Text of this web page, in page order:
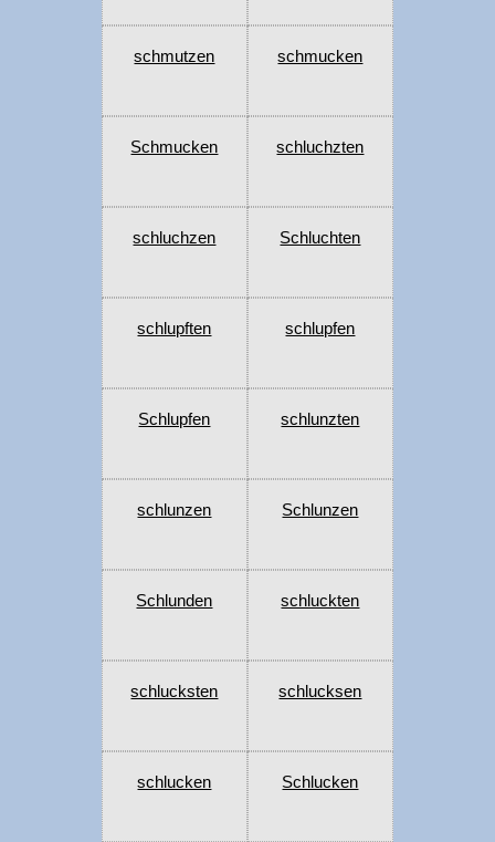
schmutzen schmucken
Schmucken schluchzten
schluchzen Schluchten
schlupften schlupfen
Schlupfen schlunzten
schlunzen Schlunzen
Schlunden schluckten
schlucksten schlucksen
schlucken Schlucken